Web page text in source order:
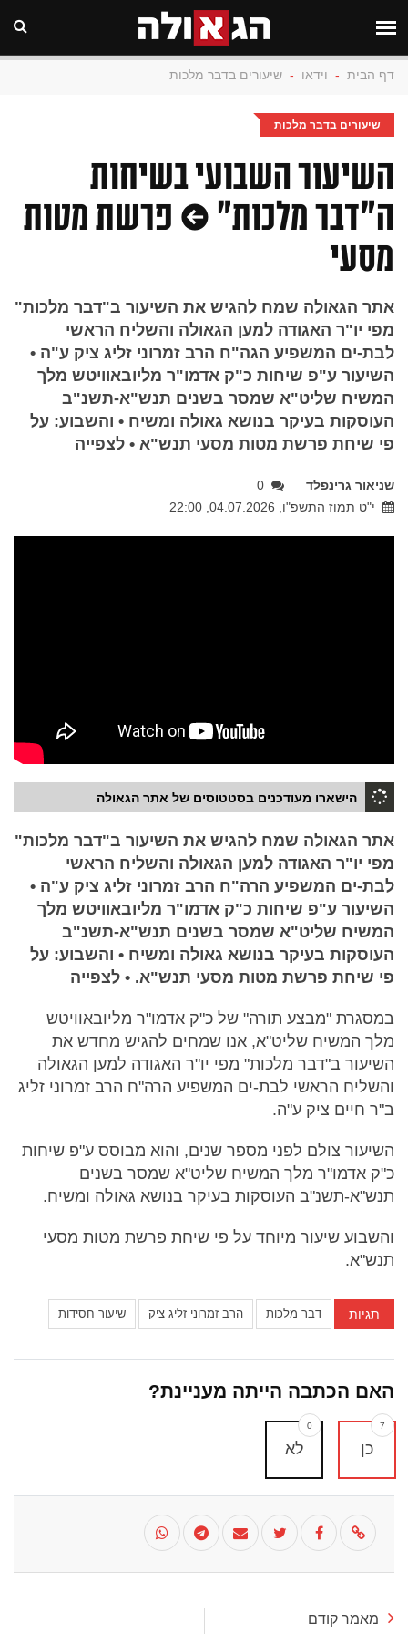
דף הבית - וידאו - שיעורים בדבר מלכות
שיעורים בדבר מלכות
השיעור השבועי בשיחות
ה"דבר מלכות" • פרשת מטות
מסעי
אתר הגאולה שמח להגיש את השיעור ב"דבר מלכות"
מפי יו"ר האגודה למען הגאולה והשליח הראשי
לבת-ים המשפיע הגה"ח הרב זמרוני זליג ציק ע"ה •
השיעור ע"פ שיחות כ"ק אדמו"ר מליובאוויטש מלך
המשיח שליט"א שמסר בשנים תנש"א-תשנ"ב
העוסקות בעיקר בנושא גאולה ומשיח • והשבוע: על
פי שיחת פרשת מטות מסעי תנש"א • לצפייה
שניאור גרינפלד
0
י"ט תמוז התשפ"ו, 04.07.2026, 22:00
הישארו מעודכנים בסטטוסים של אתר הגאולה
אתר הגאולה שמח להגיש את השיעור ב"דבר מלכות"
מפי יו"ר האגודה למען הגאולה והשליח הראשי
לבת-ים המשפיע הרה"ח הרב זמרוני זליג ציק ע"ה •
השיעור ע"פ שיחות כ"ק אדמו"ר מליובאוויטש מלך
המשיח שליט"א שמסר בשנים תנש"א-תשנ"ב
העוסקות בעיקר בנושא גאולה ומשיח • והשבוע: על
פי שיחת פרשת מטות מסעי תנש"א. • לצפייה
במסגרת "מבצע תורה" של כ"ק אדמו"ר מליובאוויטש
מלך המשיח שליט"א, אנו שמחים להגיש מחדש את
השיעור ב"דבר מלכות" מפי יו"ר האגודה למען הגאולה
והשליח הראשי לבת-ים המשפיע הרה"ח הרב זמרוני זליג
ב"ר חיים ציק ע"ה.
השיעור צולם לפני מספר שנים, והוא מבוסס ע"פ שיחות
כ"ק אדמו"ר מלך המשיח שליט"א שמסר בשנים
תנש"א-תשנ"ב העוסקות בעיקר בנושא גאולה ומשיח.
והשבוע שיעור מיוחד על פי שיחת פרשת מטות מסעי
תנש"א.
תגיות דבר מלכות הרב זמרוני זליג ציק שיעור חסידות
האם הכתבה הייתה מעניינת?
כן
7
לא
0
מאמר קודם